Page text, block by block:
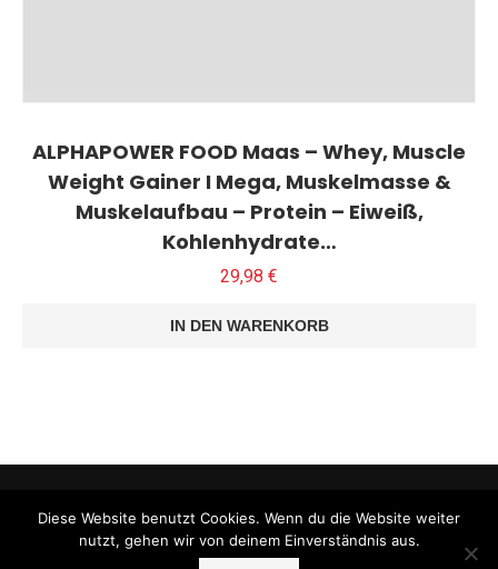
ALPHAPOWER FOOD Maas – Whey, Muscle
Weight Gainer I Mega, Muskelmasse &
Muskelaufbau – Protein – Eiweiß,
Kohlenhydrate…
29,98 €
IN DEN WARENKORB
Diese Website benutzt Cookies. Wenn du die Website weiter
nutzt, gehen wir von deinem Einverständnis aus.